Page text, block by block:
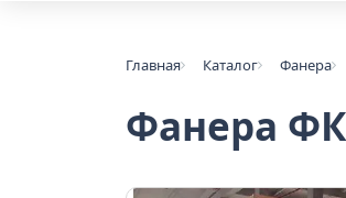
Главная Каталог Фанера
Фанера ФК